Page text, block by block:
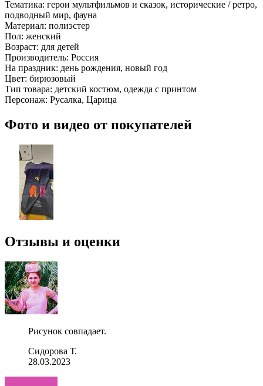
Тематика: герои мультфильмов и сказок, исторические / ретро,
подводный мир, фауна
Материал: полиэстер
Пол: женский
Возраст: для детей
Производитель: Россия
На праздник: день рождения, новый год
Цвет: бирюзовый
Тип товара: детский костюм, одежда с принтом
Персонаж: Русалка, Царица
Фото и видео от покупателей
Отзывы и оценки
Рисунок совпадает.
Сидорова Т.
28.03.2023